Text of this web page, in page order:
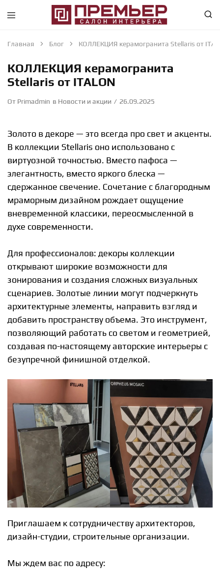
Премьер
Салон
Абакан
Крупнейший
Абакане
интерьерного
направления
Главная Блог КОЛЛЕКЦИЯ керамогранита Stellaris от
КОЛЛЕКЦИЯ керамогранита
Stellaris от ITALON
От Primadmin в Новости и акции 26.09.2025
Золото в декоре — это всегда про свет и акценты.
В коллекции Stellaris оно использовано с
виртуозной точностью. Вместо пафоса —
элегантность, вместо яркого блеска —
сдержанное свечение. Сочетание с благородным
мраморным дизайном рождает ощущение
вневременной классики, переосмысленной в
духе современности.
Для профессионалов: декоры коллекции
открывают широкие возможности для
зонирования и создания сложных визуальных
сценариев. Золотые линии могут подчеркнуть
архитектурные элементы, направить взгляд и
добавить пространству объема. Это инструмент,
позволяющий работать со светом и геометрией,
создавая по-настоящему авторские интерьеры с
безупречной финишной отделкой.
Приглашаем к сотрудничеству архитекторов,
дизайн-студии, строительные организации.
Мы ждем вас по адресу: